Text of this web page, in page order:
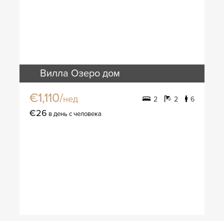
Вилла Озеро дом
€1,110/нед 2 2 6
€26 в день с человека